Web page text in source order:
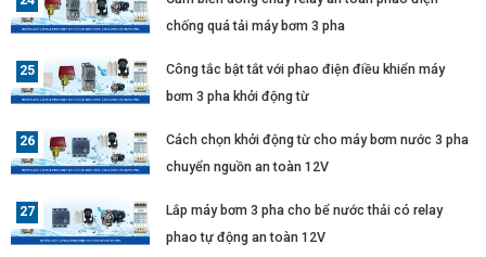
chống quá tải máy bơm 3 pha
Công tắc bật tắt với phao điện điều khiển máy
bơm 3 pha khởi động từ
Cách chọn khởi động từ cho máy bơm nước 3 pha
chuyển nguồn an toàn 12V
Lắp máy bơm 3 pha cho bể nước thải có relay
phao tự động an toàn 12V